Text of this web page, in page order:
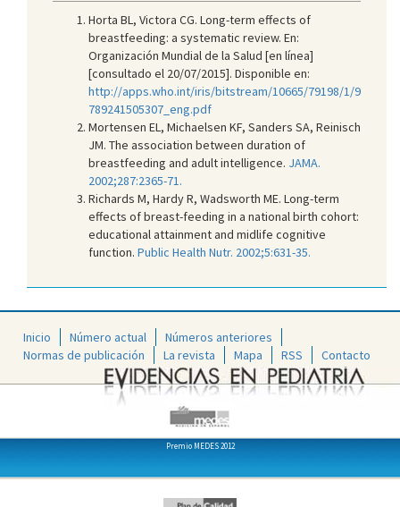
Horta BL, Victora CG. Long-term effects of
breastfeeding: a systematic review. En:
Organización Mundial de la Salud [en línea]
[consultado el 20/07/2015]. Disponible en:
http://apps.who.int/iris/bitstream/10665/79198/1/9
789241505307_eng.pdf
Mortensen EL, Michaelsen KF, Sanders SA, Reinisch
JM. The association between duration of
breastfeeding and adult intelligence. JAMA.
2002;287:2365-71.
Richards M, Hardy R, Wadsworth ME. Long-term
effects of breast-feeding in a national birth cohort:
educational attainment and midlife cognitive
function. Public Health Nutr. 2002;5:631-35.
Inicio Número actual
Números anteriores
Normas de publicación
La revista Mapa RSS Contacto
Premio MEDES 2012